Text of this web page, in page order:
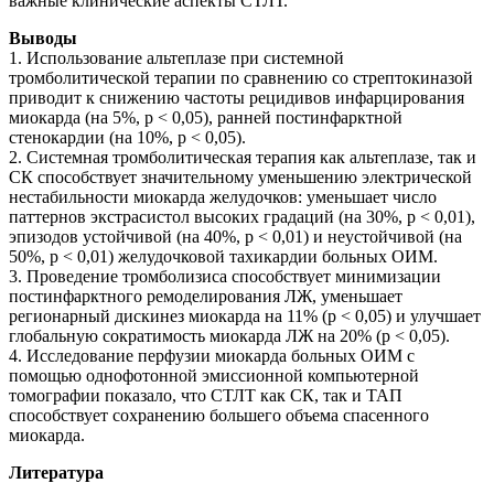
Выводы
1. Использование альтеплазе при системной
тромболитической терапии по сравнению со стрептокиназой
приводит к снижению частоты рецидивов инфарцирования
миокарда (на 5%, р < 0,05), ранней постинфарктной
стенокардии (на 10%, р < 0,05).
2. Системная тромболитическая терапия как альтеплазе, так и
СК способствует значительному уменьшению электрической
нестабильности миокарда желудочков: уменьшает число
паттернов экстрасистол высоких градаций (на 30%, р < 0,01),
эпизодов устойчивой (на 40%, р < 0,01) и неустойчивой (на
50%, р < 0,01) желудочковой тахикардии больных ОИМ.
3. Проведение тромболизиса способствует минимизации
постинфарктного ремоделирования ЛЖ, уменьшает
регионарный дискинез миокарда на 11% (р < 0,05) и улучшает
глобальную сократимость миокарда ЛЖ на 20% (р < 0,05).
4. Исследование перфузии миокарда больных ОИМ с
помощью однофотонной эмиссионной компьютерной
томографии показало, что СТЛТ как СК, так и ТАП
способствует сохранению большего объема спасенного
миокарда.
Литература